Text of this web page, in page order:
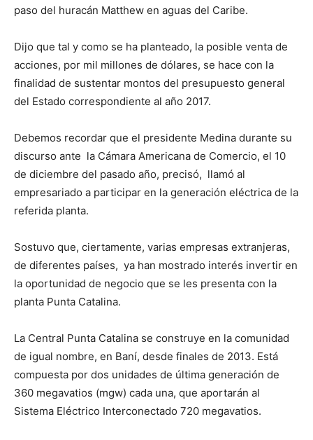
paso del huracán Matthew en aguas del Caribe.
Dijo que tal y como se ha planteado, la posible venta de
acciones, por mil millones de dólares, se hace con la
finalidad de sustentar montos del presupuesto general
del Estado correspondiente al año 2017.
Debemos recordar que el presidente Medina durante su
discurso ante la Cámara Americana de Comercio, el 10
de diciembre del pasado año, precisó, llamó al
empresariado a participar en la generación eléctrica de la
referida planta.
Sostuvo que, ciertamente, varias empresas extranjeras,
de diferentes países, ya han mostrado interés invertir en
la oportunidad de negocio que se les presenta con la
planta Punta Catalina.
La Central Punta Catalina se construye en la comunidad
de igual nombre, en Baní, desde finales de 2013. Está
compuesta por dos unidades de última generación de
360 megavatios (mgw) cada una, que aportarán al
Sistema Eléctrico Interconectado 720 megavatios.